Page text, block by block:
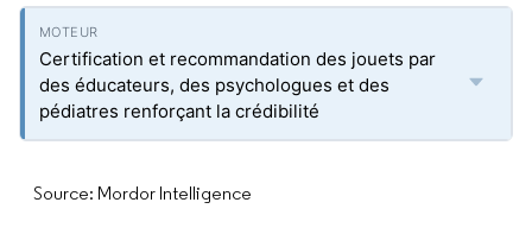
Certification et recommandation des jouets par
des éducateurs, des psychologues et des
pédiatres renforçant la crédibilité
Source: Mordor Intelligence